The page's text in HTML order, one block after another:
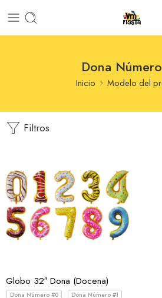
Dona
Inicio Modelo del
Filtros
Globo 32″ Dona (Docena)
Dona Número #0
Dona Número #1
Dona Número #0
Dona Número #1
Dona Número #2
Dona Número #5